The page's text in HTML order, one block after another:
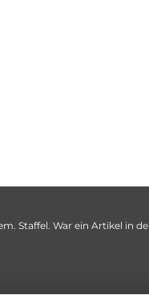
Staffel. War ein Artikel in